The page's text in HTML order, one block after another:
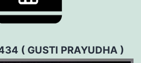
( GUSTI PRAYUDHA )